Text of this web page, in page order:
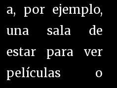
a, por ejemplo,
una sala de
estar para ver
películas o